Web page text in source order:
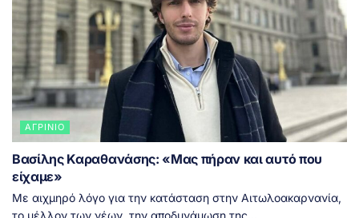
ΑΓΡΊΝΙΟ
Βασίλης Καραθανάσης: «Μας πήραν και αυτό που
είχαμε»
Με αιχμηρό λόγο για την κατάσταση στην Αιτωλοακαρνανία,